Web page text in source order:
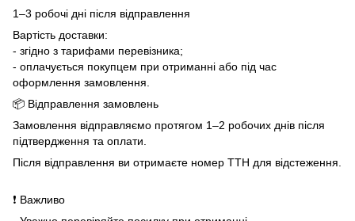
1–3 робочі дні після відправлення
Вартість доставки:
- згідно з тарифами перевізника;
- оплачується покупцем при отриманні або під час
оформлення замовлення.
📦 Відправлення замовлень
Замовлення відправляємо протягом 1–2 робочих днів після
підтвердження та оплати.
Після відправлення ви отримаєте номер ТТН для відстеження.
❗ Важливо